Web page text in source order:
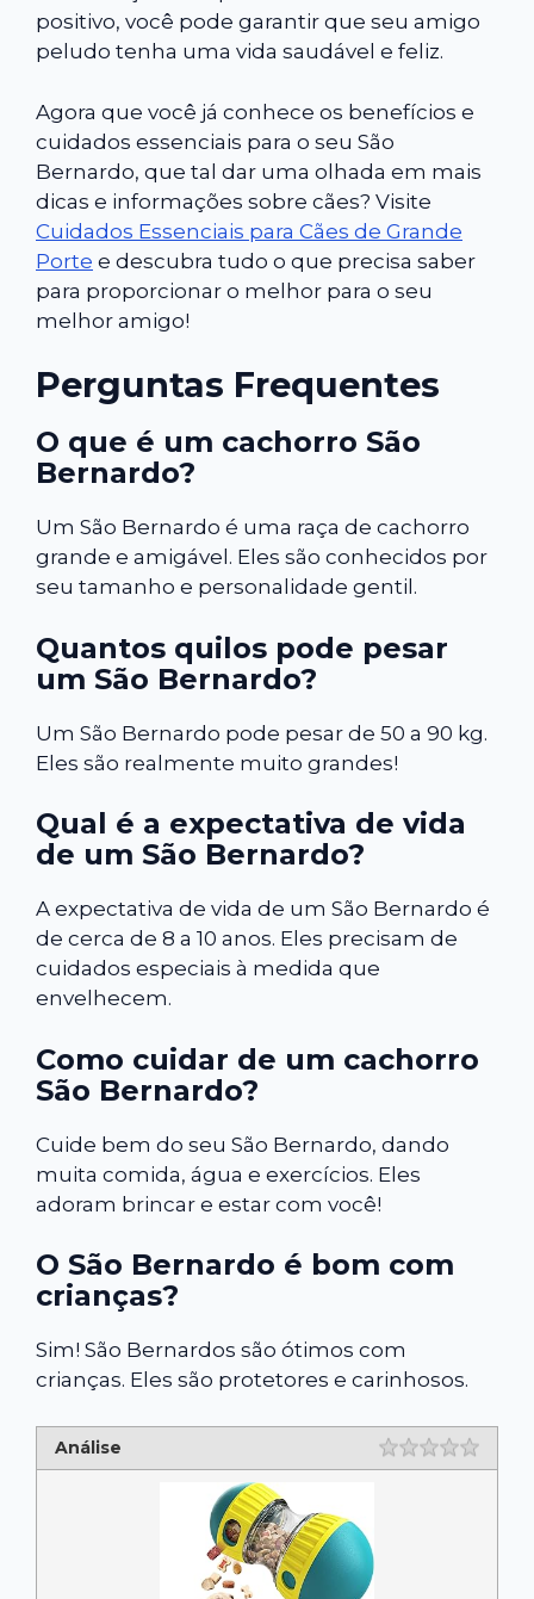
positivo, você pode garantir que seu amigo
peludo tenha uma vida saudável e feliz.
Agora que você já conhece os benefícios e
cuidados essenciais para o seu São
Bernardo, que tal dar uma olhada em mais
dicas e informações sobre cães? Visite
Cuidados Essenciais para Cães de Grande
Porte e descubra tudo o que precisa saber
para proporcionar o melhor para o seu
melhor amigo!
Perguntas Frequentes
O que é um cachorro São
Bernardo?
Um São Bernardo é uma raça de cachorro
grande e amigável. Eles são conhecidos por
seu tamanho e personalidade gentil.
Quantos quilos pode pesar
um São Bernardo?
Um São Bernardo pode pesar de 50 a 90 kg.
Eles são realmente muito grandes!
Qual é a expectativa de vida
de um São Bernardo?
A expectativa de vida de um São Bernardo é
de cerca de 8 a 10 anos. Eles precisam de
cuidados especiais à medida que
envelhecem.
Como cuidar de um cachorro
São Bernardo?
Cuide bem do seu São Bernardo, dando
muita comida, água e exercícios. Eles
adoram brincar e estar com você!
O São Bernardo é bom com
crianças?
Sim! São Bernardos são ótimos com
crianças. Eles são protetores e carinhosos.
Análise Rating